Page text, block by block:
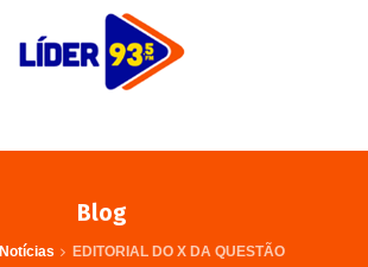
Blog
Notícias EDITORIAL DO X DA QUESTÃO